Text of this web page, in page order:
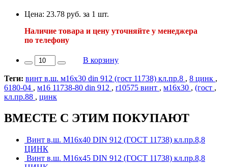
Цена: 23.78 руб. за 1 шт.
Наличие товара и цену уточняйте у менеджера
по телефону
В корзину
Теги: винт в.ш. м16х30 din 912 (гост 11738) кл.пр.8 , 8 цинк ,
6180-04 , м16 11738-80 din 912 , r10575 винт , м16х30 , (гост ,
кл.пр.88 , цинк
ВМЕСТЕ С ЭТИМ ПОКУПАЮТ
Винт в.ш. М16х40 DIN 912 (ГОСТ 11738) кл.пр.8,8
ЦИНК
Винт в.ш. М16х45 DIN 912 (ГОСТ 11738) кл.пр.8,8